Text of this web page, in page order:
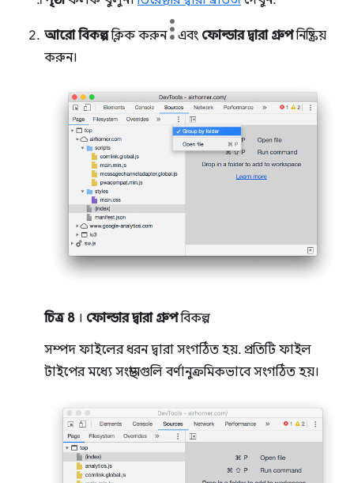
আরো বিকল্পক্লিক করুন এবং ফোল্ডার দ্বারা গ্রুপনিষ্ক্রিয়
করুন।
চিত্র 8 । ফোল্ডার দ্বারা গ্রুপবিকল্প
সম্পদ ফাইলের ধরন দ্বারা সংগঠিত হয়. প্রতিটি ফাইল
টাইপের মধ্যে সংস্থানগুলি বর্ণানুক্রমিকভাবে সংগঠিত হয়।